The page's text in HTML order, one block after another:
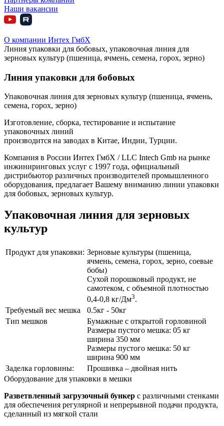
Наши вакансии
О компании Интех ГмбХ
Линия упаковки для бобовых, упаковочная линия для
зерновых культур (пшеница, ячмень, семена, горох, зерно)
Линия упаковки для бобовых
Упаковочная линия для зерновых культур (пшеница, ячмень,
семена, горох, зерно)
Изготовление, сборка, тестирование и испытание
упаковочных линий
производится на заводах в Китае, Индии, Турции.
Компания в России Интех ГмбХ / LLC Intech Gmb на рынке
инжиниринговых услуг с 1997 года, официальный
дистрибьютор различных производителей промышленного
оборудования, предлагает Вашему вниманию линии упаковки
для бобовых, зерновых культур.
Упаковочная линия для зерновых
культур
Продукт для упаковки: Зерновые культуры (пшеница,
ячмень, семена, горох, зерно, соевые
бобы)
Сухой порошковый продукт, не
самотеком, с объемной плотностью
0,4-0,8 кг/Дм3.
Требуемый вес мешка
0.5кг - 50кг
Тип мешков
Бумажные с открытой горловиной
Размеры пустого мешка: 05 кг
ширина 350 мм
Размеры пустого мешка: 50 кг
ширина 900 мм
Заделка горловины:
Прошивка – двойная нить
Оборудование для упаковки в мешки
Разветвленный загрузочный бункер с различными стенками
для обеспечения регулярной и непрерывной подачи продукта,
сделанный из мягкой стали